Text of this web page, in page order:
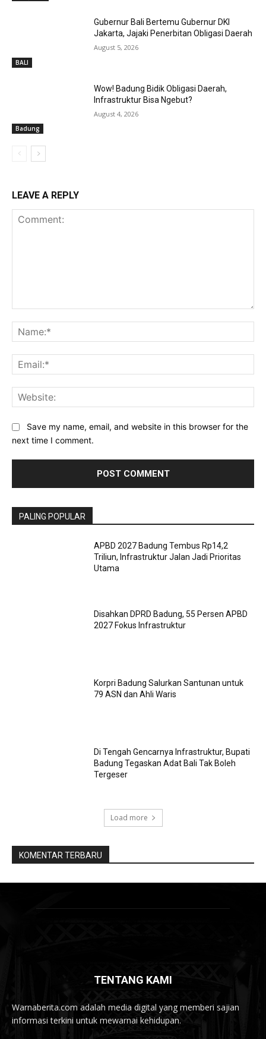
BALI
Gubernur Bali Bertemu Gubernur DKI
Jakarta, Jajaki Penerbitan Obligasi Daerah
August 5, 2026
Badung
Wow! Badung Bidik Obligasi Daerah,
Infrastruktur Bisa Ngebut?
August 4, 2026
LEAVE A REPLY
Save my name, email, and website in this browser for the
next time I comment.
PALING POPULAR
APBD 2027 Badung Tembus Rp14,2
Triliun, Infrastruktur Jalan Jadi Prioritas
Utama
Disahkan DPRD Badung, 55 Persen APBD
2027 Fokus Infrastruktur
Korpri Badung Salurkan Santunan untuk
79 ASN dan Ahli Waris
Di Tengah Gencarnya Infrastruktur, Bupati
Badung Tegaskan Adat Bali Tak Boleh
Tergeser
Load more
KOMENTAR TERBARU
TENTANG KAMI
Warnaberita.com adalah media digital yang memberi sajian
informasi terkini untuk mewarnai kehidupan.